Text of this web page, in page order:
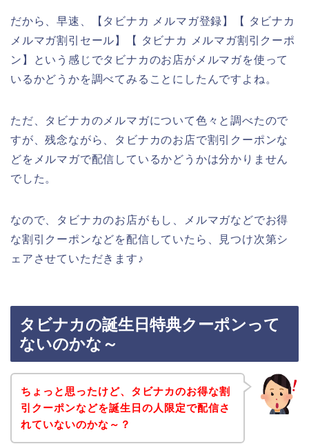
だから、早速、【タビナカ メルマガ登録】【 タビナカ
メルマガ割引セール】【 タビナカ メルマガ割引クーポ
ン】という感じでタビナカのお店がメルマガを使って
いるかどうかを調べてみることにしたんですよね。
ただ、タビナカのメルマガについて色々と調べたので
すが、残念ながら、タビナカのお店で割引クーポンな
どをメルマガで配信しているかどうかは分かりません
でした。
なので、タビナカのお店がもし、メルマガなどでお得
な割引クーポンなどを配信していたら、見つけ次第シ
ェアさせていただきます♪
タビナカの誕生日特典クーポンって
ないのかな～
ちょっと思ったけど、タビナカのお得な割
引クーポンなどを誕生日の人限定で配信さ
れていないのかな～？